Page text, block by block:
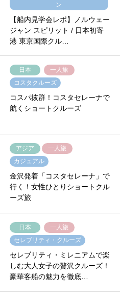
ン
【船内見学会レポ】ノルウェー
ジャン スピリット / 日本初寄
港 東京国際クル…
日本
一人旅
コスタクルーズ
コスパ抜群！コスタセレーナで
航くショートクルーズ
アジア
一人旅
カジュアル
金沢発着「コスタセレーナ」で
行く！女性ひとりショートクル
ーズ旅
日本
一人旅
セレブリティ・クルーズ
セレブリティ・ミレニアムで楽
しむ大人女子の贅沢クルーズ！
豪華客船の魅力を徹底…